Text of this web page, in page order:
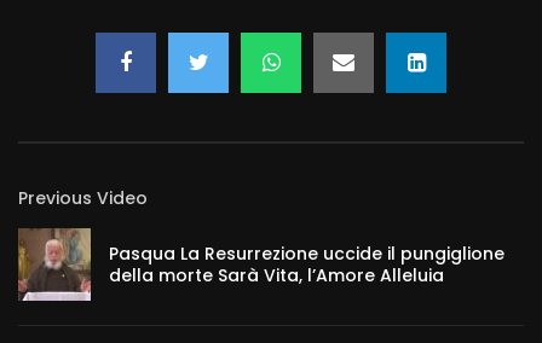
Previous Video
Pasqua La Resurrezione uccide il pungiglione
della morte Sarà Vita, l’Amore Alleluia